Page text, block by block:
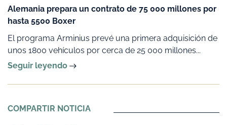
Alemania prepara un contrato de 75 000 millones por
hasta 5500 Boxer
El programa Arminius prevé una primera adquisición de
unos 1800 vehículos por cerca de 25 000 millones...
Seguir leyendo
COMPARTIR NOTICIA